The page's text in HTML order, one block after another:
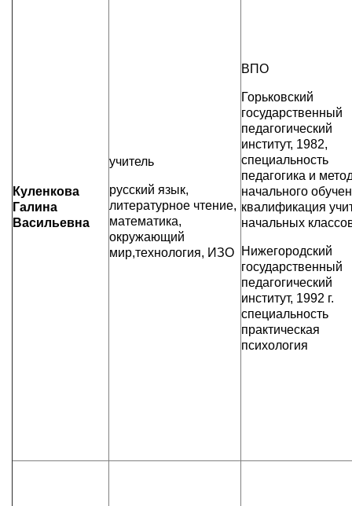
Куленкова
Галина
Васильевна
учитель
русский язык,
литературное чтение,
математика,
окружающий
мир,технология, ИЗО
ВПО
Горьковский
государственный
педагогический
институт, 1982,
специальность
педагогика и
начального
квалификация
начальных
Нижегородский
государственный
педагогический
институт, 1992 г.
специальность
практическая
психология